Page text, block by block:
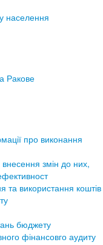
населення
Ракове
про виконання
змін до них,
та використання коштів
бюджету
фінансовго аудиту